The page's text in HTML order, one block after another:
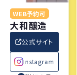
WEB予約可
大和醸造
公式サイト
Instagram